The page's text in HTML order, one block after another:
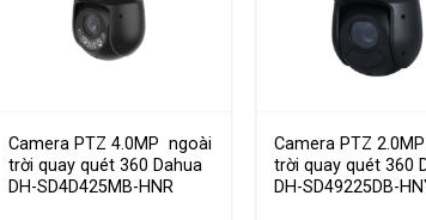
Camera PTZ 4.0MP ngoài
trời quay quét 360 Dahua
DH-SD4D425MB-HNR
Camera PTZ
trời quay quét 360
DH-SD49225DB-